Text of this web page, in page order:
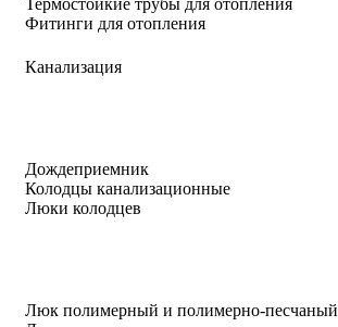
Фитинги для отопления
Канализация
Дождеприемник
Колодцы канализационные
Люки колодцев
Люк полимерный и полимерно-песчаный